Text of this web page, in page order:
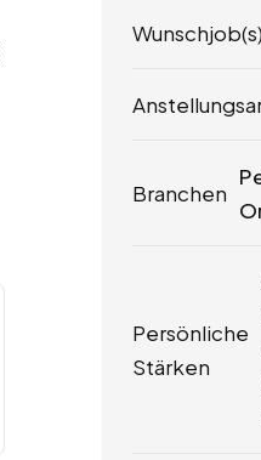
Wunschjob(s)
Branchen
Persönliche
Stärken